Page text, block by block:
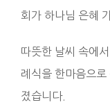
회가 하나님 은혜
따뜻한 날씨 속에
례식을 한마음으
졌습니다.